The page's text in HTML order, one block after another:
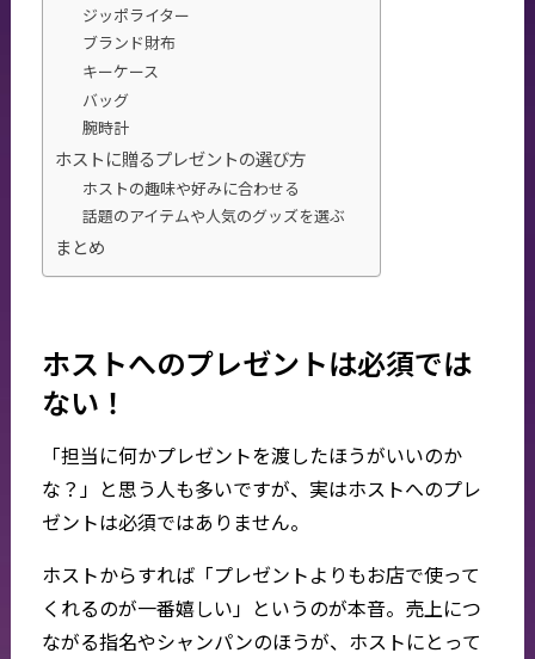
ジッポライター
ブランド財布
キーケース
バッグ
腕時計
ホストに贈るプレゼントの選び方
ホストの趣味や好みに合わせる
話題のアイテムや人気のグッズを選ぶ
まとめ
ホストへのプレゼントは必須では
ない！
「担当に何かプレゼントを渡したほうがいいのか
な？」と思う人も多いですが、実はホストへのプレ
ゼントは必須ではありません。
ホストからすれば「プレゼントよりもお店で使って
くれるのが一番嬉しい」というのが本音。売上につ
ながる指名やシャンパンのほうが、ホストにとって